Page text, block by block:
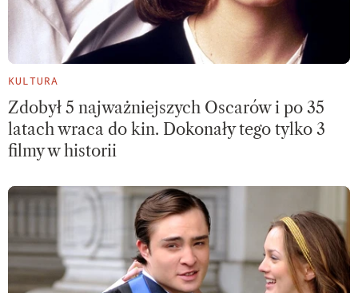
KULTURA
Zdobył 5 najważniejszych Oscarów i po 35
latach wraca do kin. Dokonały tego tylko 3
filmy w historii